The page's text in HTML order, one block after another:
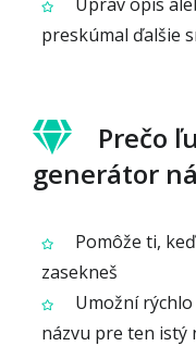
preskúmal ďalšie
Prečo
generátor
Pomôže ti,
zasekneš
Umožní
názvu pre ten istý